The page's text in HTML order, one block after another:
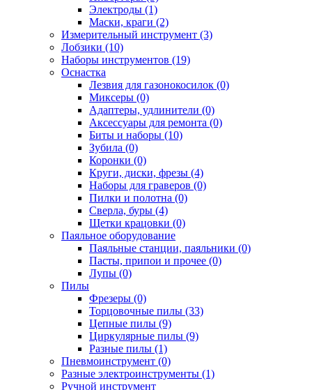
Электроды (1)
Маски, краги (2)
Измерительный инструмент (3)
Лобзики (10)
Наборы инструментов (19)
Оснастка
Лезвия для газонокосилок (0)
Миксеры (0)
Адаптеры, удлинители (0)
Аксессуары для ремонта (0)
Биты и наборы (10)
Зубила (0)
Коронки (0)
Круги, диски, фрезы (4)
Наборы для граверов (0)
Пилки и полотна (0)
Сверла, буры (4)
Щетки крацовки (0)
Паяльное оборудование
Паяльные станции, паяльники (0)
Пасты, припои и прочее (0)
Лупы (0)
Пилы
Фрезеры (0)
Торцовочные пилы (33)
Цепные пилы (9)
Циркулярные пилы (9)
Разные пилы (1)
Пневмоинструмент (0)
Разные электроинструменты (1)
Ручной инструмент